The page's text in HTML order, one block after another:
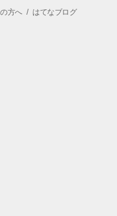
方へ/ はてなブログ